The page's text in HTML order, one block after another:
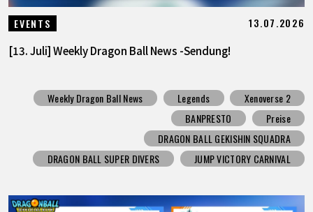
EVENTS 13.07.2026
[13. Juli] Weekly Dragon Ball News -Sendung!
Weekly Dragon Ball News Legends
Xenoverse 2
BANPRESTO
Preise
DRAGON BALL GEKISHIN SQUADRA
DRAGON BALL SUPER DIVERS
JUMP VICTORY CARNIVAL